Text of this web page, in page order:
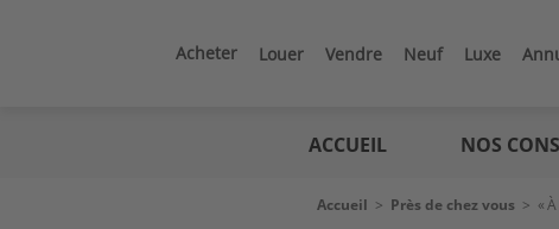
Acheter Louer Vendre Neuf Luxe
ACCUEIL NOS
Fil
Accueil > Près de chez vous > «